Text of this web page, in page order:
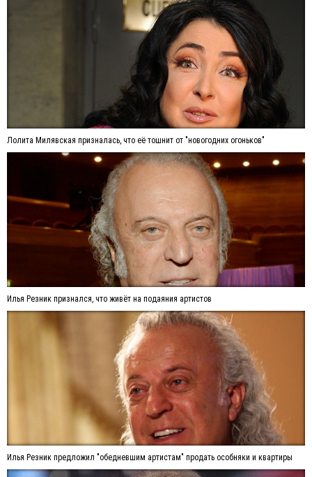
Лолита Милявская призналась, что её тошнит от "новогодних огоньков"
Илья Резник признался, что живёт на подаяния артистов
Илья Резник предложил "обедневшим артистам" продать особняки и квартиры